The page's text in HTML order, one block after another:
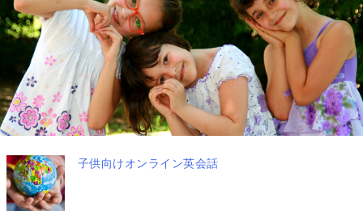
子供向けオンライン英会話